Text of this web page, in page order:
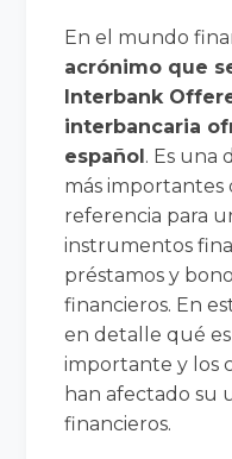
En el mundo
acrónimo que
Interbank
interbancaria
español. Es una
más importantes
referencia para
instrumentos
préstamos y
financieros. En
en detalle qué
importante y los
han afectado su
financieros.